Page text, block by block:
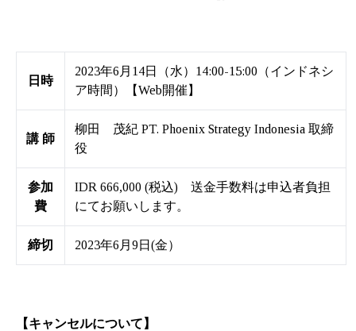
日時
2023年6月14日（水）14:00-15:00（インドネシ
ア時間）【Web開催】
講 師
柳田 茂紀 PT. Phoenix Strategy Indonesia 取締
役
参加
費
IDR 666,000 (税込) 送金手数料は申込者負担
にてお願いします。
締切 2023年6月9日(金）
【キャンセルについて】